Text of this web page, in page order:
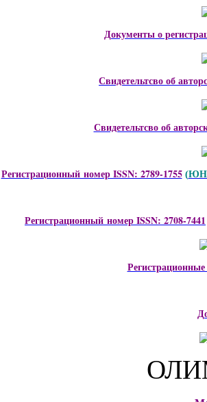
Документы о
Свидетельтсво об
Свидетельтсво об
Регистрационный номер ISSN: 2789-1755 (
Регистрационный номер ISSN: 2708-7441